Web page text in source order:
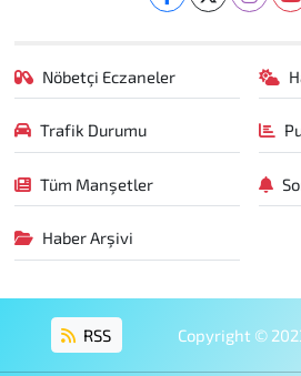
Nöbetçi Eczaneler
Trafik Durumu
Tüm Manşetler
Haber Arşivi
RSS Copyright ©